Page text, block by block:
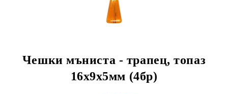
Чешки мъниста - трапец, топаз
16х9х5мм (4бр)